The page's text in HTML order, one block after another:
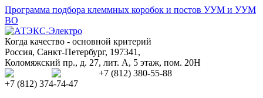
Программа подбора клеммных коробок и постов УУМ и УУМ
ВО
Когда качество - основной критерий
Россия, Санкт-Петербург, 197341 ,
Коломяжский пр., д. 27, лит. А, 5 этаж, пом. 20Н
+7 (812) 380-55-88
+7 (812) 374-74-47